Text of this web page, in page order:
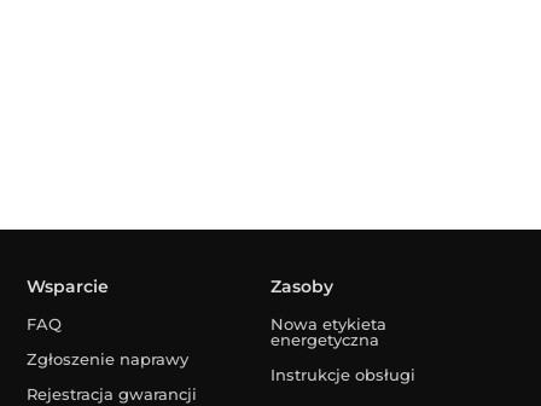
Wsparcie
FAQ
Zgłoszenie naprawy
Rejestracja gwarancji
Zasoby
Nowa etykieta
energetyczna
Instrukcje obsługi